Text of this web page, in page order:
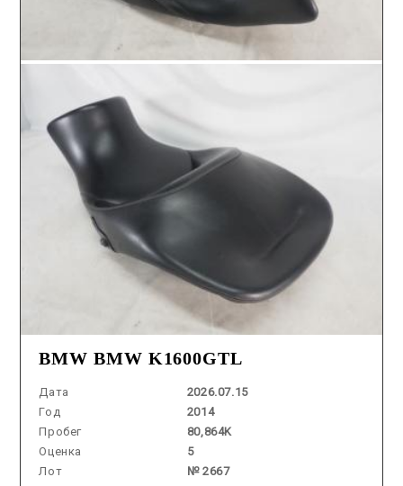
BMW BMW K1600GTL
Дата
2026.07.15
Год
2014
Пробег
80,864K
Оценка
5
Лот
№ 2667